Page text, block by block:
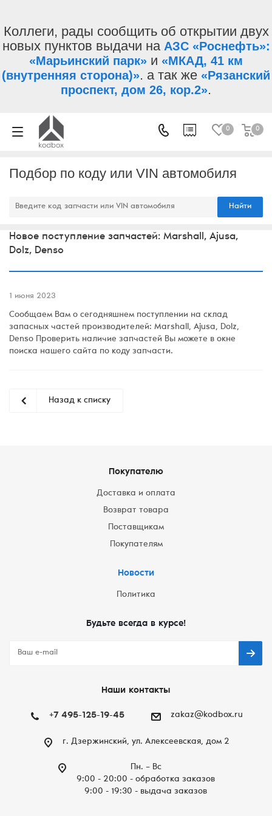
Коллеги, рады сообщить об открытии двух
новых пунктов выдачи на АЗС «Роснефть»:
«Марьинский парк» и «МКАД, 41 км
(внутренняя сторона)». а так же «Рязанский
проспект, дом 26, кор.2».
0 0
Подбор по коду или VIN автомобиля
Найти
Новое поступление запчастей: Marshall, Ajusa,
Dolz, Denso
1 июня 2023
Сообщаем Вам о сегодняшнем поступлении на склад
запасных частей производителей: Marshall, Ajusa, Dolz,
Denso Проверить наличие запчастей Вы можете в окне
поиска нашего сайта по коду запчасти.
Назад к списку
Покупателю
Доставка и оплата
Возврат товара
Поставщикам
Покупателям
Новости
Политика
Будьте всегда в курсе!
Наши контакты
+7 495-125-19-45 zakaz@kodbox.ru
г. Дзержинский, ул. Алексеевская, дом 2
Пн. – Вc
9:00 - 20:00 - обработка заказов
9:00 - 19:30 - выдача заказов